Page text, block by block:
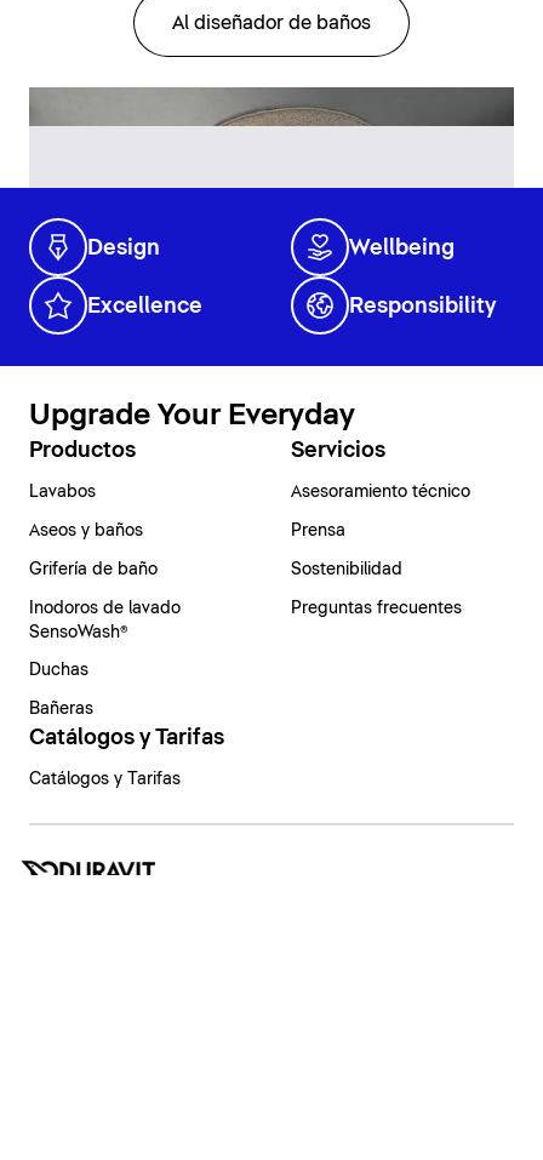
Al diseñador de baños
Design Wellbeing
Excellence Responsibility
Upgrade Your Everyday
Productos
Lavabos
Aseos y baños
Grifería de baño
Inodoros de lavado
SensoWash®
Duchas
Bañeras
Servicios
Asesoramiento técnico
Prensa
Sostenibilidad
Preguntas frecuentes
Catálogos y Tarifas
Catálogos y Tarifas